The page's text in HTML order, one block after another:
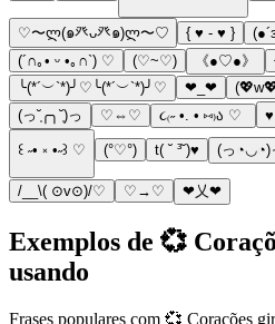
♡〜ლ(๑癶ᴗ癶๑)ლ〜♡ { ♥ - ♥ }
(´∩｡• ᵕ •｡∩`) ♡
(♡~♡) 《●♡●》
╰(*´︶`*)╯♡╰(*´︶`*)╯♡
❤_❤
(っ˘̩╭╮˘̩)っ
♡⇔♡ ૮₍˶ •. • ⑅₎ა ♡
꒰ ˶• ༝ •˶꒱ ♡ (°♡°) t( ˘ ³˘)♥ (っ◔◡◔)
/__\( ⊙v⊙)/♡ ♡→♡ ❤乂❤
Exemplos de 💞
usando
Frases populares com 💞 Corações